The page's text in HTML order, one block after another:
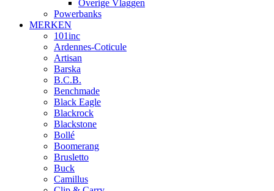
Overige Vlaggen
Powerbanks
MERKEN
101inc
Ardennes-Coticule
Artisan
Barska
B.C.B.
Benchmade
Black Eagle
Blackrock
Blackstone
Bollé
Boomerang
Brusletto
Buck
Camillus